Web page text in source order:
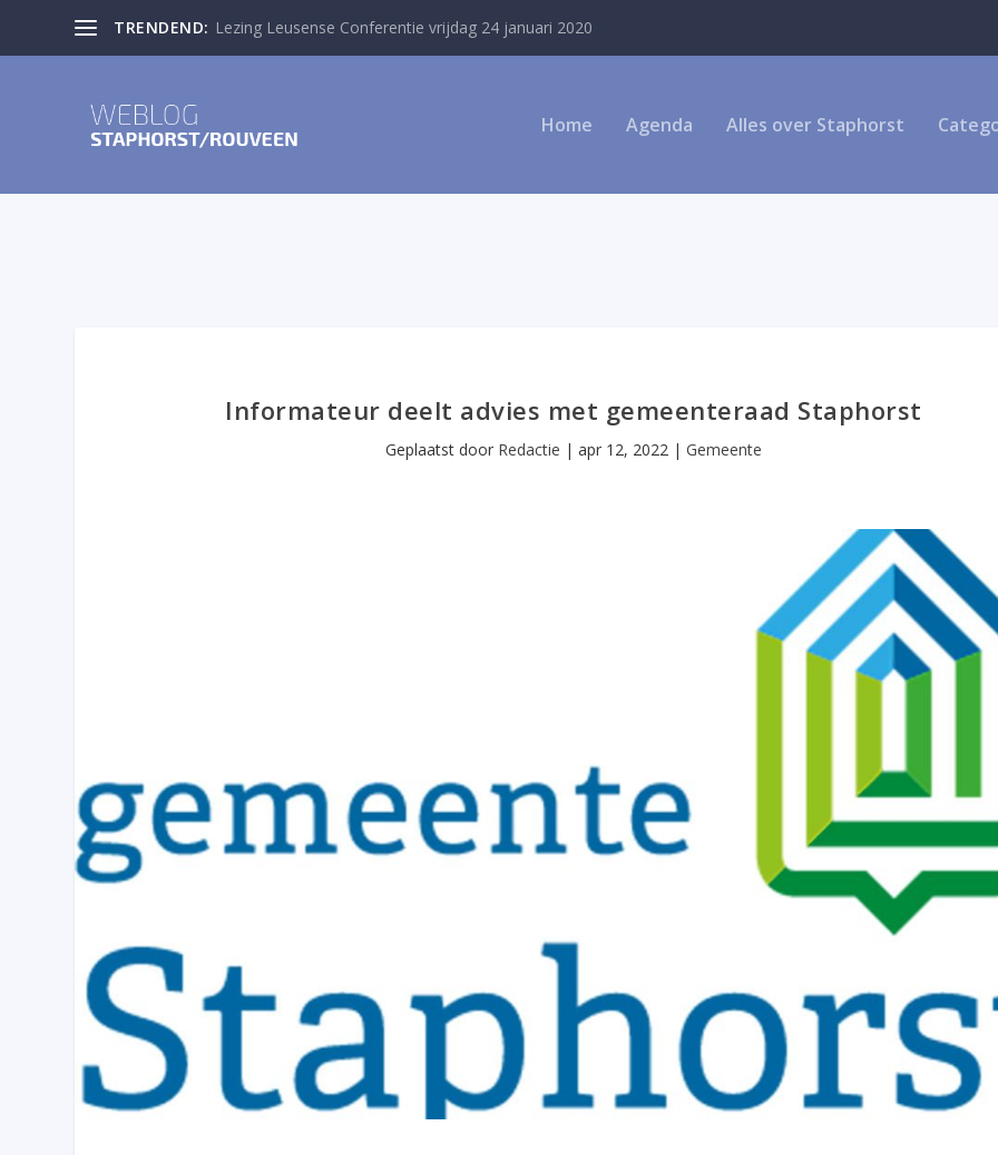
TRENDEND: Lezing Leusense Conferentie vrijdag 24 januari 2020
Home Agenda Alles over Staphorst
Informateur deelt advies met gemeenteraad Staphorst
Geplaatst door Redactie | apr 12, 2022| Gemeente